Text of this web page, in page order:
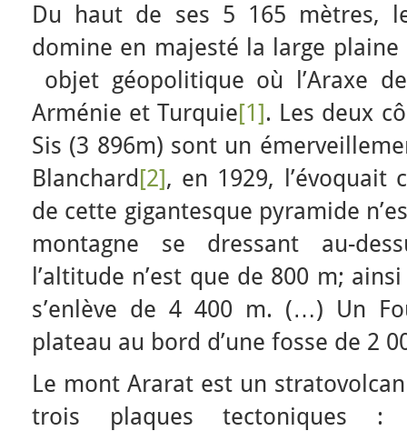
Du haut de ses 5 165 mètres,
domine en majesté la large plaine
objet géopolitique où l’Araxe
Arménie et Turquie[1]. Les deux
Sis (3 896m) sont un
Blanchard [2], en 1929, l’évoquait
de cette gigantesque pyramide
montagne se dressant au-
l’altitude n’est que de 800 m;
s’enlève de 4 400 m. (…) Un
plateau au bord d’une fosse de 2
Le mont Ararat est un
trois plaques tectoniques :